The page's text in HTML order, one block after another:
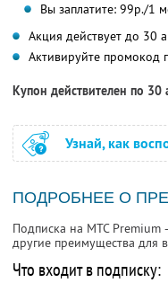
Вы заплатите: 99р./1
Акция действует до 30
Активируйте промокод
Купон действителен по
Узнай, как
ПОДРОБНЕЕ О
Подписка на МТС Premium
другие преимущества для
Что входит в подписку: